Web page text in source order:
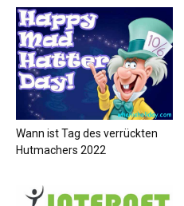
Wann ist Tag des verrückten
Hutmachers 2022